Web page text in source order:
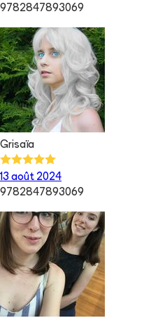
9782847893069
Grisaïa
13 août 2024
9782847893069